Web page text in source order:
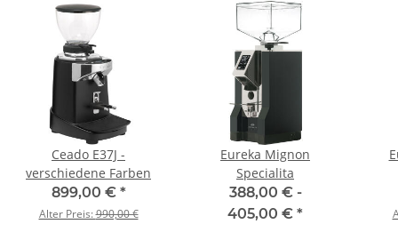
Ceado E37J -
verschiedene Farben
899,00 € *
Alter Preis:990,00 €
Eureka Mignon
Specialita
388,00 € -
405,00 € *